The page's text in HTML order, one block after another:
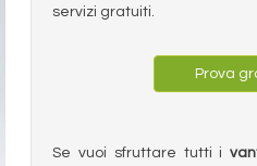
servizi gratuiti.
Prova
Se vuoi sfruttare tutti i